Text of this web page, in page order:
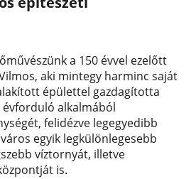
a 150 évvel ezelőtt
aki mintegy harminc saját
épülettel gazdagította
évforduló alkalmából
felidézve legegyedibb
egyik legkülönlegesebb
víztornyát, illetve
is.